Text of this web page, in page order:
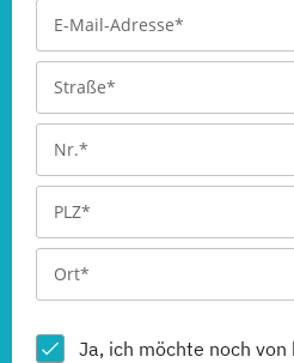
Ja, ich möchte noch